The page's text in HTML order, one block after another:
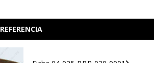
REFERENCIA